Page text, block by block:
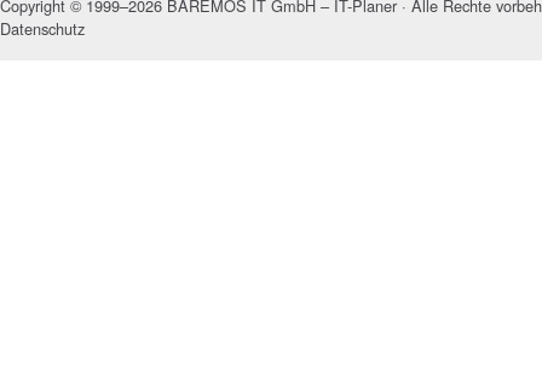
Copyright © 1999–2026 BAREMOS IT GmbH – IT-Planer · Alle Rechte
Datenschutz